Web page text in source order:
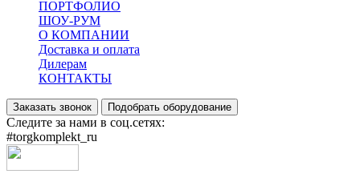
ПОРТФОЛИО
ШОУ-РУМ
О КОМПАНИИ
Доставка и оплата
Дилерам
КОНТАКТЫ
Заказать звонок Подобрать оборудование
Следите за нами в соц.сетях:
#torgkomplekt_ru